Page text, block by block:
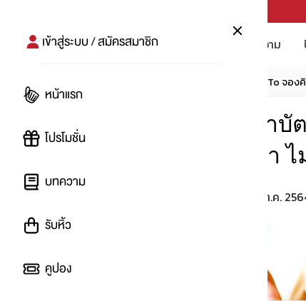
บทความ
เข้าสู่ระบบ / สมัครสมาชิก
หน้าแรก
โปรโมชั่น
บทความ
รับหิ้ว
คูปอง
How-To จอ
How-To จองคิวทำ
ง่ายและสะดวกกว่า
5 ต.ค.